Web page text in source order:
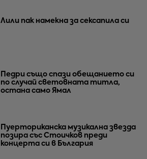
Лили пак намекна за сексапила си
Педри също спази обещанието си
по случай световната титла,
остана само Ямал
Пуерториканска музикална звезда
позира със Стоичков преди
концерта си в България